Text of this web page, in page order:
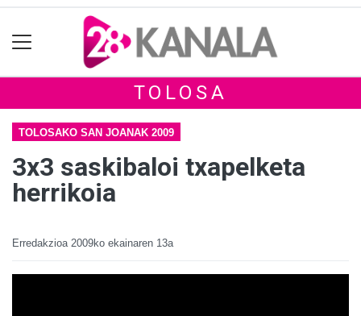
TOLOSA
TOLOSAKO SAN JOANAK 2009
3x3 saskibaloi txapelketa
herrikoia
Erredakzioa 2009ko ekainaren 13a